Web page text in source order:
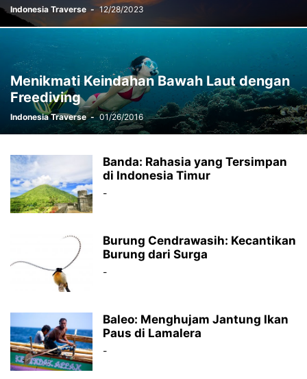
Indonesia Traverse - 12/28/2023
Menikmati Keindahan Bawah Laut dengan
Freediving
Indonesia Traverse - 01/26/2016
Banda: Rahasia yang Tersimpan
di Indonesia Timur
-
Burung Cendrawasih: Kecantikan
Burung dari Surga
-
Baleo: Menghujam Jantung Ikan
Paus di Lamalera
-